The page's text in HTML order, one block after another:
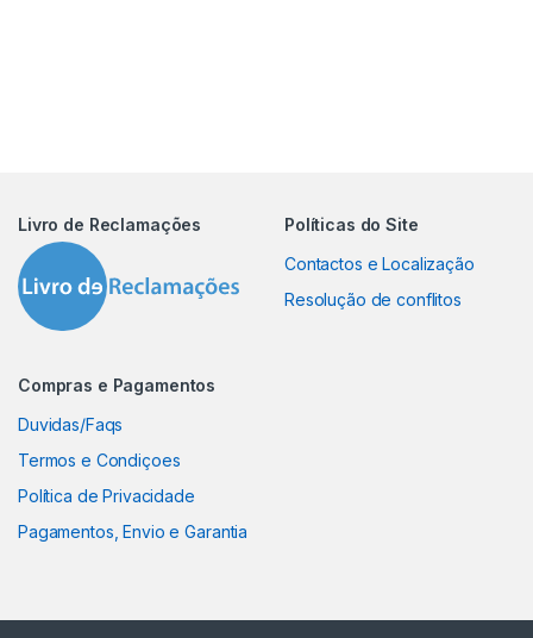
Livro de Reclamações
Políticas do Site
Contactos e Localização
Resolução de conflitos
Compras e Pagamentos
Duvidas/Faqs
Termos e Condiçoes
Política de Privacidade
Pagamentos, Envio e Garantia